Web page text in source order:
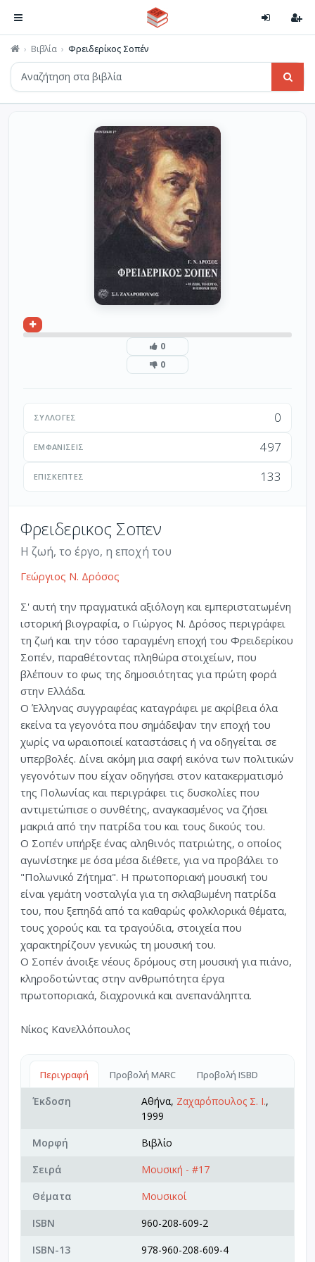
Βιβλία Φρειδερίκος Σοπέν
0
0
ΣΥΛΛΟΓΈΣ 0
ΕΜΦΑΝΊΣΕΙΣ 497
ΕΠΙΣΚΈΠΤΕΣ 133
Φρειδερικος Σοπεν
Η ζωή, το έργο, η εποχή του
Γεώργιος Ν. Δρόσος
Σ' αυτή την πραγματικά αξιόλογη και εμπεριστατωμένη
ιστορική βιογραφία, ο Γιώργος Ν. Δρόσος περιγράφει
τη ζωή και την τόσο ταραγμένη εποχή του Φρειδερίκου
Σοπέν, παραθέτοντας πληθώρα στοιχείων, που
βλέπουν το φως της δημοσιότητας για πρώτη φορά
στην Ελλάδα.
Ο Έλληνας συγγραφέας καταγράφει με ακρίβεια όλα
εκείνα τα γεγονότα που σημάδεψαν την εποχή του
χωρίς να ωραιοποιεί καταστάσεις ή να οδηγείται σε
υπερβολές. Δίνει ακόμη μια σαφή εικόνα των πολιτικών
γεγονότων που είχαν οδηγήσει στον κατακερματισμό
της Πολωνίας και περιγράφει τις δυσκολίες που
αντιμετώπισε ο συνθέτης, αναγκασμένος να ζήσει
μακριά από την πατρίδα του και τους δικούς του.
Ο Σοπέν υπήρξε ένας αληθινός πατριώτης, ο οποίος
αγωνίστηκε με όσα μέσα διέθετε, για να προβάλει το
"Πολωνικό Ζήτημα". Η πρωτοποριακή μουσική του
είναι γεμάτη νοσταλγία για τη σκλαβωμένη πατρίδα
του, που ξεπηδά από τα καθαρώς φολκλορικά θέματα,
τους χορούς και τα τραγούδια, στοιχεία που
χαρακτηρίζουν γενικώς τη μουσική του.
Ο Σοπέν άνοιξε νέους δρόμους στη μουσική για πιάνο,
κληροδοτώντας στην ανθρωπότητα έργα
πρωτοποριακά, διαχρονικά και ανεπανάληπτα.
Νίκος Κανελλόπουλος
Περιγραφή Προβολή MARC Προβολή ISBD
Έκδοση Αθήνα, Ζαχαρόπουλος Σ. Ι.,
1999
Μορφή
Βιβλίο
Σειρά
Μουσική - #17
Θέματα
Μουσικοί
ISBN
960-208-609-2
ISBN-13
978-960-208-609-4